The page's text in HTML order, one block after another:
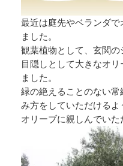
最近は庭先やベランダ
ました。
観葉植物として、玄関の
目隠しとして大きなオ
ました。
緑の絶えることのない
み方をしていただけるよ
オリーブに親しんでいた